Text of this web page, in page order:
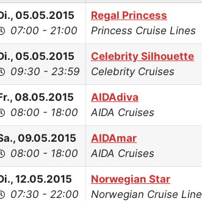
05.05.2015
07:00 - 21:00
Regal Princess
Princess Cruise Lines
05.05.2015
09:30 - 23:59
Celebrity Silhouette
Celebrity Cruises
08.05.2015
08:00 - 18:00
AIDAdiva
AIDA Cruises
09.05.2015
08:00 - 18:00
AIDAmar
AIDA Cruises
12.05.2015
07:30 - 22:00
Norwegian Star
Norwegian Cruise Line